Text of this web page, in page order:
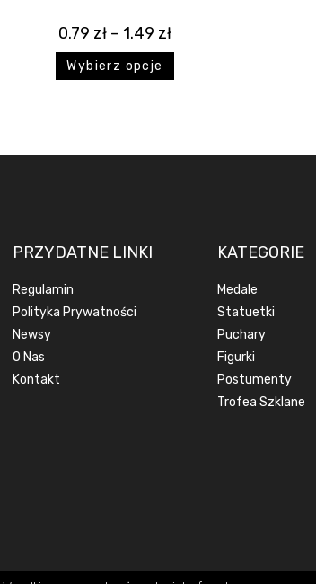
0.79 zł – 1.49 zł
Wybierz opcje
PRZYDATNE LINKI
Regulamin
Polityka Prywatności
Newsy
O Nas
Kontakt
KATEGORIE
Medale
Statuetki
Puchary
Figurki
Postumenty
Trofea Szklane